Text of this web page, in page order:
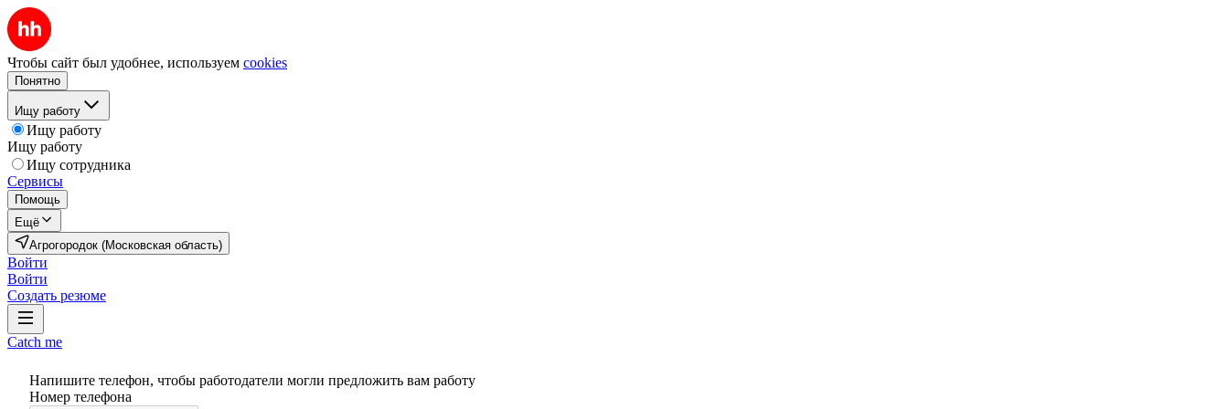
Чтобы сайт был удобнее, используем cookies
Понятно
Ищу работу
Ищу работу
Ищу работу
Ищу сотрудника
Сервисы
Помощь
Ещё
Агрогородок (Московская область)
Войти
Войти
Создать резюме
Catch me
Напишите телефон, чтобы работодатели могли предложить вам работу
Номер телефона